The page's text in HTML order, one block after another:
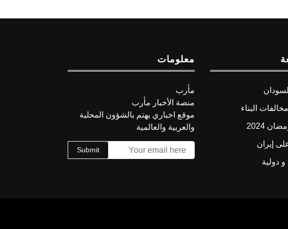
البناء
2024
إيران
دولية
معلومات
مأرب
منصة الأخبار مأرب
موقع اخباري يهتم بالشؤون المحلية
والعربية والعالمية
Submit